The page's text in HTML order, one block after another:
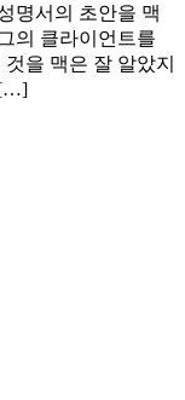
명서의 초안을 맥
의 클라이언트를
을 맥은 잘 알았지
[…]